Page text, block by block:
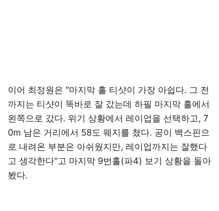
이어 최정원은 "마지막 홀 티샷이 가장 아쉽다. 그 전
까지는 티샷이 똑바로 잘 갔는데 하필 마지막 홀에서
왼쪽으로 갔다. 위기 상황에서 레이업을 선택하고, 7
0m 남은 거리에서 58도 웨지를 쳤다. 공이 백스핀으
로 내려온 부분은 아쉬웠지만, 레이업까지는 잘했다
고 생각한다"고 마지막 9번홀(파4) 보기 상황을 돌아
봤다.